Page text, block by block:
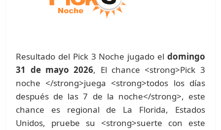
Resultado del Pick 3 Noche jugado el domingo
31 de mayo 2026, El chance <strong>Pick 3
noche </strong>juega <strong>todos los días
después de las 7 de la noche</strong>, este
chance es regional de La Florida, Estados
Unidos, pruebe su <strong>suerte con este